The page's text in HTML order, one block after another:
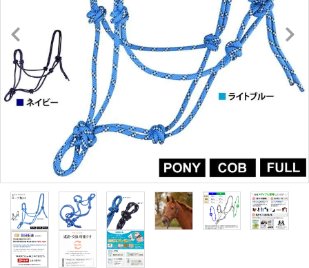
キュロット・ズボン
プロテクターベスト
ブーツ・ブーツバッグ
ハーフチャップス・靴下
拍車・拍車ベルト
手袋（グローブ）
鞭（ムチ）
乗馬ウェア・下着・雨具